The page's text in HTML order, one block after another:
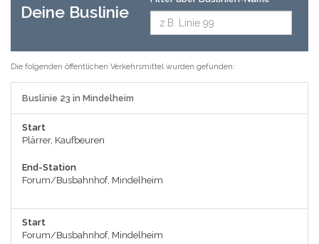
Deine Buslinie
Die folgenden öffentlichen Verkehrsmittel wurden gefunden:
Buslinie 23 in Mindelheim
Start
Plärrer, Kaufbeuren
End-Station
Forum/Busbahnhof, Mindelheim
Start
Forum/Busbahnhof, Mindelheim